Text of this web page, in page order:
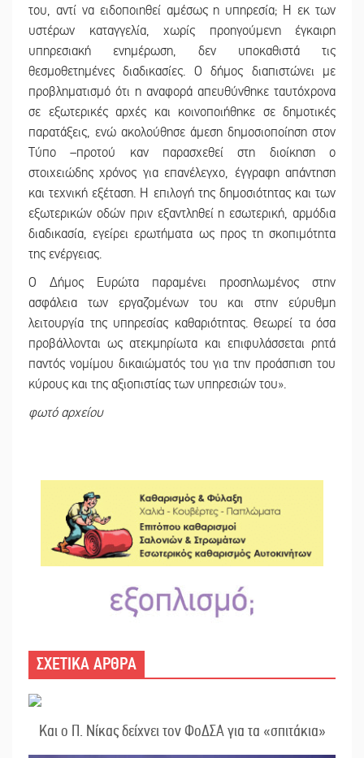
του, αντί να ειδοποιηθεί αμέσως η υπηρεσία; Η εκ των
υστέρων καταγγελία, χωρίς προηγούμενη έγκαιρη
υπηρεσιακή ενημέρωση, δεν υποκαθιστά τις
θεσμοθετημένες διαδικασίες. Ο δήμος διαπιστώνει με
προβληματισμό ότι η αναφορά απευθύνθηκε ταυτόχρονα
σε εξωτερικές αρχές και κοινοποιήθηκε σε δημοτικές
παρατάξεις, ενώ ακολούθησε άμεση δημοσιοποίηση στον
Τύπο –προτού καν παρασχεθεί στη διοίκηση ο
στοιχειώδης χρόνος για επανέλεγχο, έγγραφη απάντηση
και τεχνική εξέταση. Η επιλογή της δημοσιότητας και των
εξωτερικών οδών πριν εξαντληθεί η εσωτερική, αρμόδια
διαδικασία, εγείρει ερωτήματα ως προς τη σκοπιμότητα
της ενέργειας.
Ο Δήμος Ευρώτα παραμένει προσηλωμένος στην
ασφάλεια των εργαζομένων του και στην εύρυθμη
λειτουργία της υπηρεσίας καθαριότητας. Θεωρεί τα όσα
προβάλλονται ως ατεκμηρίωτα και επιφυλάσσεται ρητά
παντός νομίμου δικαιώματός του για την προάσπιση του
κύρους και της αξιοπιστίας των υπηρεσιών του».
φωτό αρχείου
ΣΧΕΤΙΚΑ ΑΡΘΡΑ
Και ο Π. Νίκας δείχνει τον ΦοΔΣΑ για τα «σπιτάκια»